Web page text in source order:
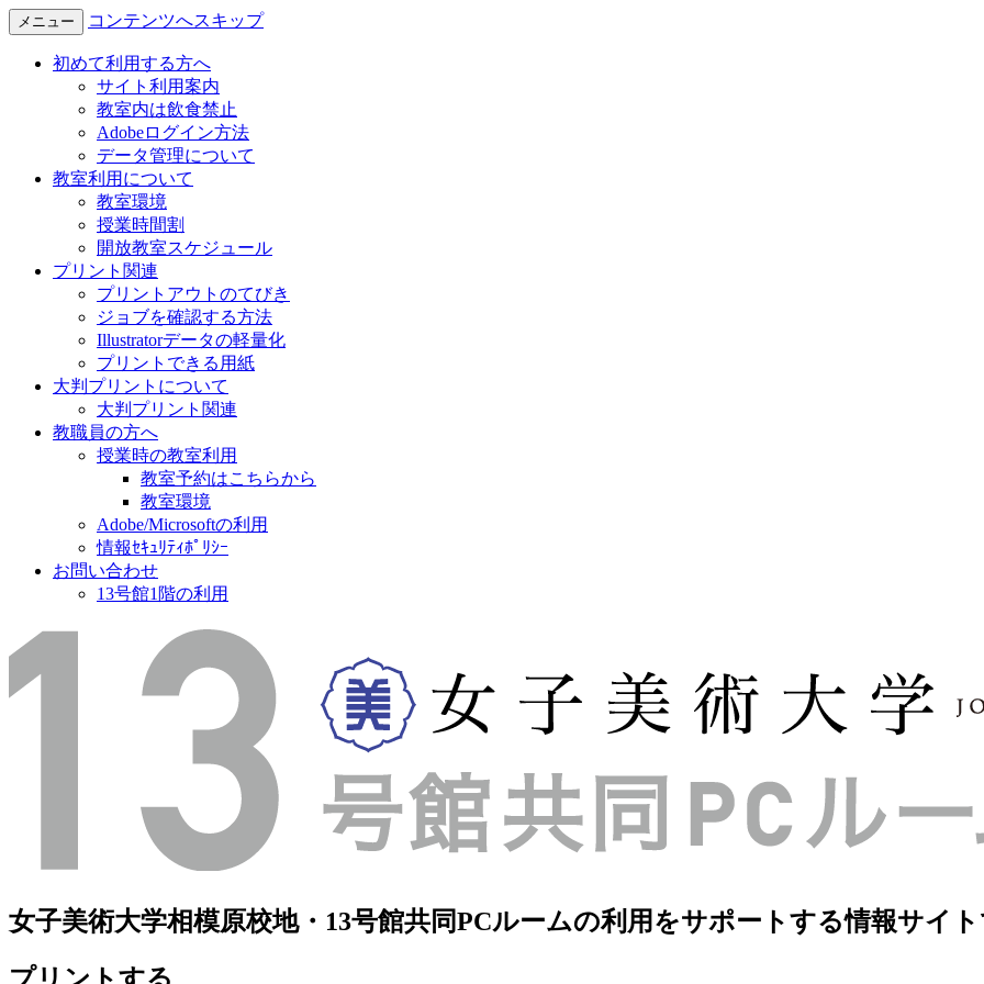
メニュー コンテンツへスキップ
初めて利用する方へ
サイト利用案内
教室内は飲食禁止
Adobeログイン方法
データ管理について
教室利用について
教室環境
授業時間割
開放教室スケジュール
プリント関連
プリントアウトのてびき
ジョブを確認する方法
Illustratorデータの軽量化
プリントできる用紙
大判プリントについて
大判プリント関連
教職員の方へ
授業時の教室利用
教室予約はこちらから
教室環境
Adobe/Microsoftの利用
情報ｾｷｭﾘﾃｨﾎﾟﾘｼｰ
お問い合わせ
13号館1階の利用
女子美術大学相模原校地・13号館共同PCルームの利用をサポートする情報サイ
プリントする